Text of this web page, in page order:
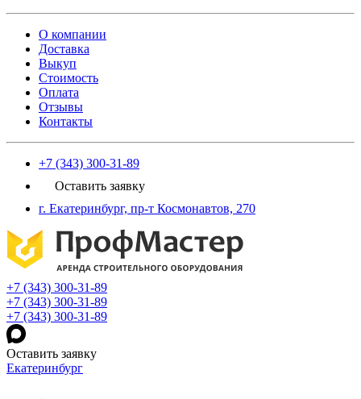
О компании
Доставка
Выкуп
Стоимость
Оплата
Отзывы
Контакты
+7 (343) 300-31-89
Оставить заявку
г. Екатеринбург, пр-т Космонавтов, 270
+7 (343) 300-31-89
+7 (343) 300-31-89
+7 (343) 300-31-89
Оставить заявку
Екатеринбург